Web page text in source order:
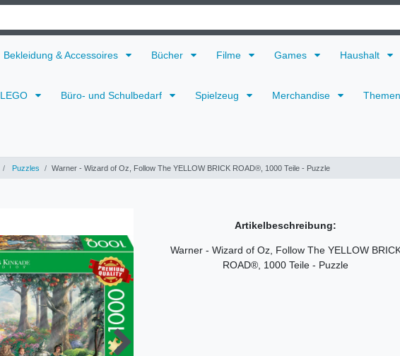
Bekleidung & Accessoires Bücher Filme Games Haushalt
LEGO Büro- und Schulbedarf Spielzeug Merchandise
Puzzles Warner - Wizard of Oz, Follow The YELLOW BRICK ROAD®, 1000 Teile - Puzzle
Artikelbeschreibung:
Warner - Wizard of Oz, Follow The YELLOW
ROAD®, 1000 Teile - Puzzle